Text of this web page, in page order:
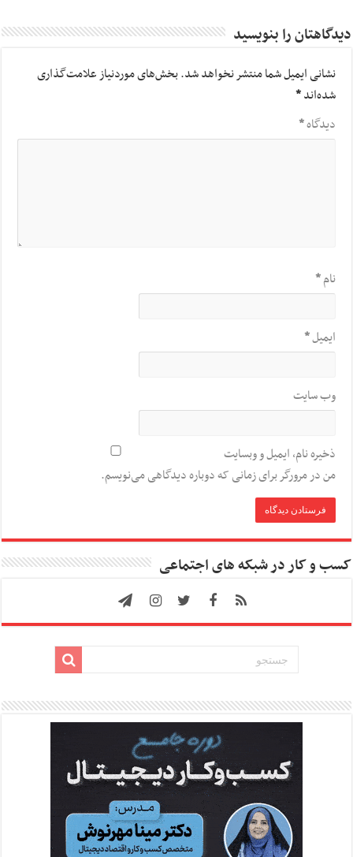
دیدگاهتان را بنویسید
نشانی ایمیل شما منتشر نخواهد شد.بخش‌های موردنیاز علامت‌گذاری
شده‌اند*
دیدگاه*
نام*
ایمیل*
وب‌ سایت
ذخیره نام، ایمیل و وبسایت
من در مرورگر برای زمانی که دوباره دیدگاهی می‌نویسم.
کسب و کار در شبکه های اجتماعی